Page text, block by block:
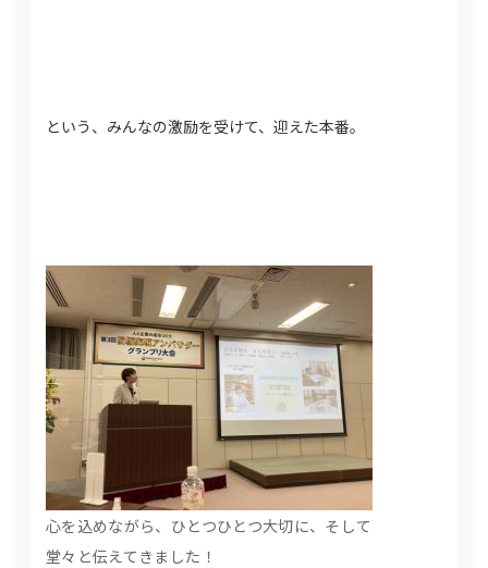
という、みんなの激励を受けて、迎えた本番。
心を込めながら、ひとつひとつ大切に、そして
堂々と伝えてきました！